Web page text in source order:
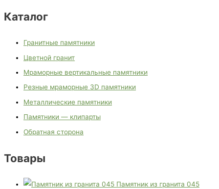
Каталог
Гранитные памятники
Цветной гранит
Мраморные вертикальные памятники
Резные мраморные 3D памятники
Металлические памятники
Памятники — клипарты
Обратная сторона
Товары
Памятник из гранита 045